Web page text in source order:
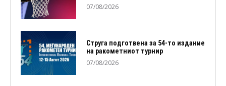
07/08/2026
Струга подготвена за 54-то издание
на ракометниот турнир
07/08/2026